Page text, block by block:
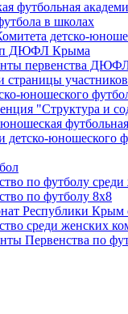
футбольная
в школах
детско-
ДЮФЛ Крыма
первенства
страницы
юношеского
"Структура и
детско-юношеского
по футболу
по футболу 8х8
Республики Крым
среди женских
Первенства по